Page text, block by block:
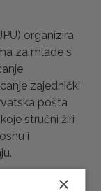
organizira
za mlade s
zajednički
pošta
stručni žiri
i
o globalnoj
×